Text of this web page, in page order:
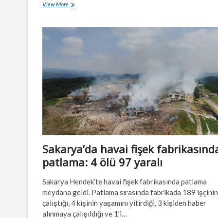
View MoreLos
neden
çıktı
büyük
yıkıma
yol
açtı?
Sakarya’da havai fişek
patlama: 4 ölü 97 yaralı
Sakarya Hendek’te havai fişek fabrikasında patlama
meydana geldi. Patlama sırasında fabrikada 189 işçinin
çalıştığı, 4 kişinin yaşamını yitirdiği, 3 kişiden haber
alınmaya çalışıldığı ve 1’i…